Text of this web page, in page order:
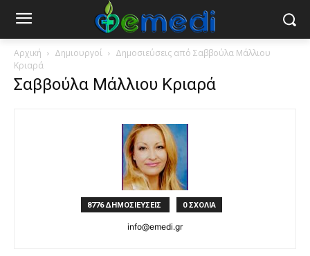
Αρχική Δημιουργοί
Δημοσιεύσεις από Σαββούλα Μάλλιου
Κριαρά
Σαββούλα Μάλλιου Κριαρά
8776 ΔΗΜΟΣΙΕΥΣΕΙΣ 0 ΣΧΟΛΙΑ
info@emedi.gr